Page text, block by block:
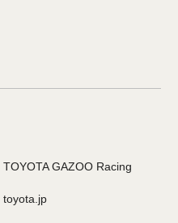
TOYOTA GAZOO Racing
toyota.jp